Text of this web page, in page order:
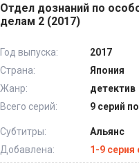
Отдел дознаний по
делам 2 (2017)
Год выпуска:
2017
Страна:
Япония
Жанр:
детектив
Всего серий:
9 серий
Субтитры:
Альянс
Добавлена:
1-9 серия